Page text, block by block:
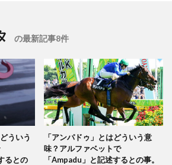
の最新記事8件
ういう
るとの
「アンパドゥ」とはどういう意
味？アルファベットで
「Ampadu」と記述するとの事。